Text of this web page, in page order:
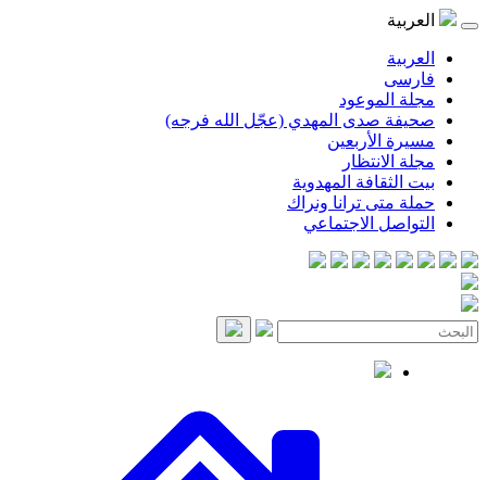
المهدي (عجّل الله فرجه)
المهدوية
ترانا ونراك
الاجتماعي